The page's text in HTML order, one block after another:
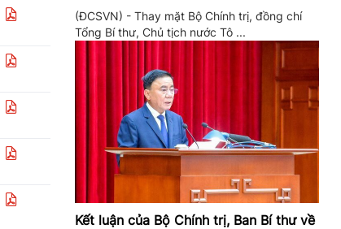
nghệ, đổi mới sáng tạo và chuyển đổi
số
(ĐCSVN) - Thay mặt Bộ Chính trị, đồng chí
Tổng Bí thư, Chủ tịch nước Tô ...
Kết luận của Bộ Chính trị, Ban Bí thư về